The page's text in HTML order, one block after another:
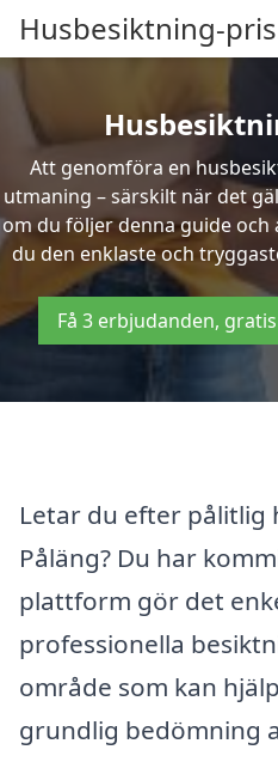
Husbesiktning-
Att genomföra en
utmaning – särskilt när det
om du följer denna guide
du den enklaste och
Få 3 erbjudanden,
Letar du efter pålitlig
Påläng? Du har
plattform gör det
professionella
område som kan
grundlig bedömning